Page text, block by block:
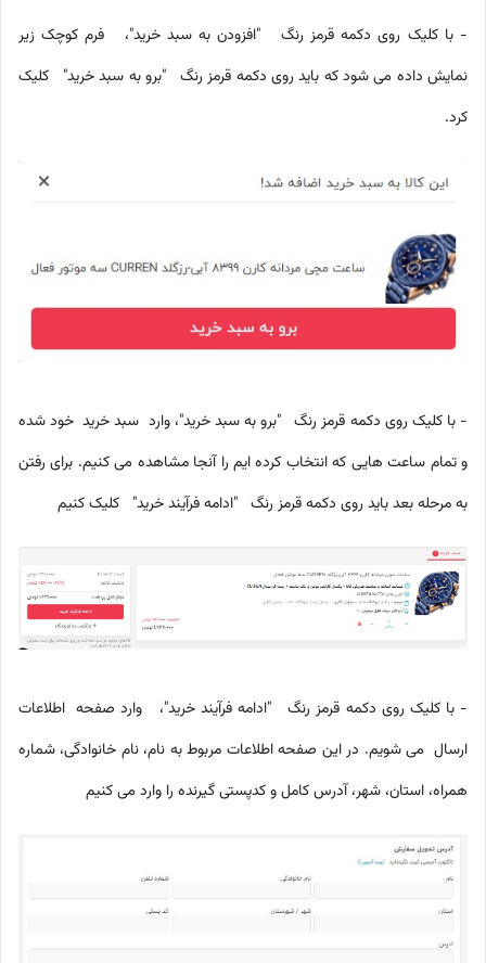
- با کلیک روی دکمه قرمز رنگ "افزودن به سبد خرید"، فرم کوچک زیر
نمایش داده می شود که باید روی دکمه قرمز رنگ "برو به سبد خرید" کلیک
کرد.
- با کلیک روی دکمه قرمز رنگ "برو به سبد خرید"، وارد سبد خرید خود شده
و تمام ساعت هایی که انتخاب کرده ایم را آنجا مشاهده می کنیم. برای رفتن
به مرحله بعد باید روی دکمه قرمز رنگ "ادامه فرآیند خرید" کلیک کنیم
- با کلیک روی دکمه قرمز رنگ "ادامه فرآیند خرید"، وارد صفحه اطلاعات
ارسال می شویم. در این صفحه اطلاعات مربوط به نام، نام خانوادگی، شماره
همراه، استان، شهر، آدرس کامل و کدپستی گیرنده را وارد می کنیم